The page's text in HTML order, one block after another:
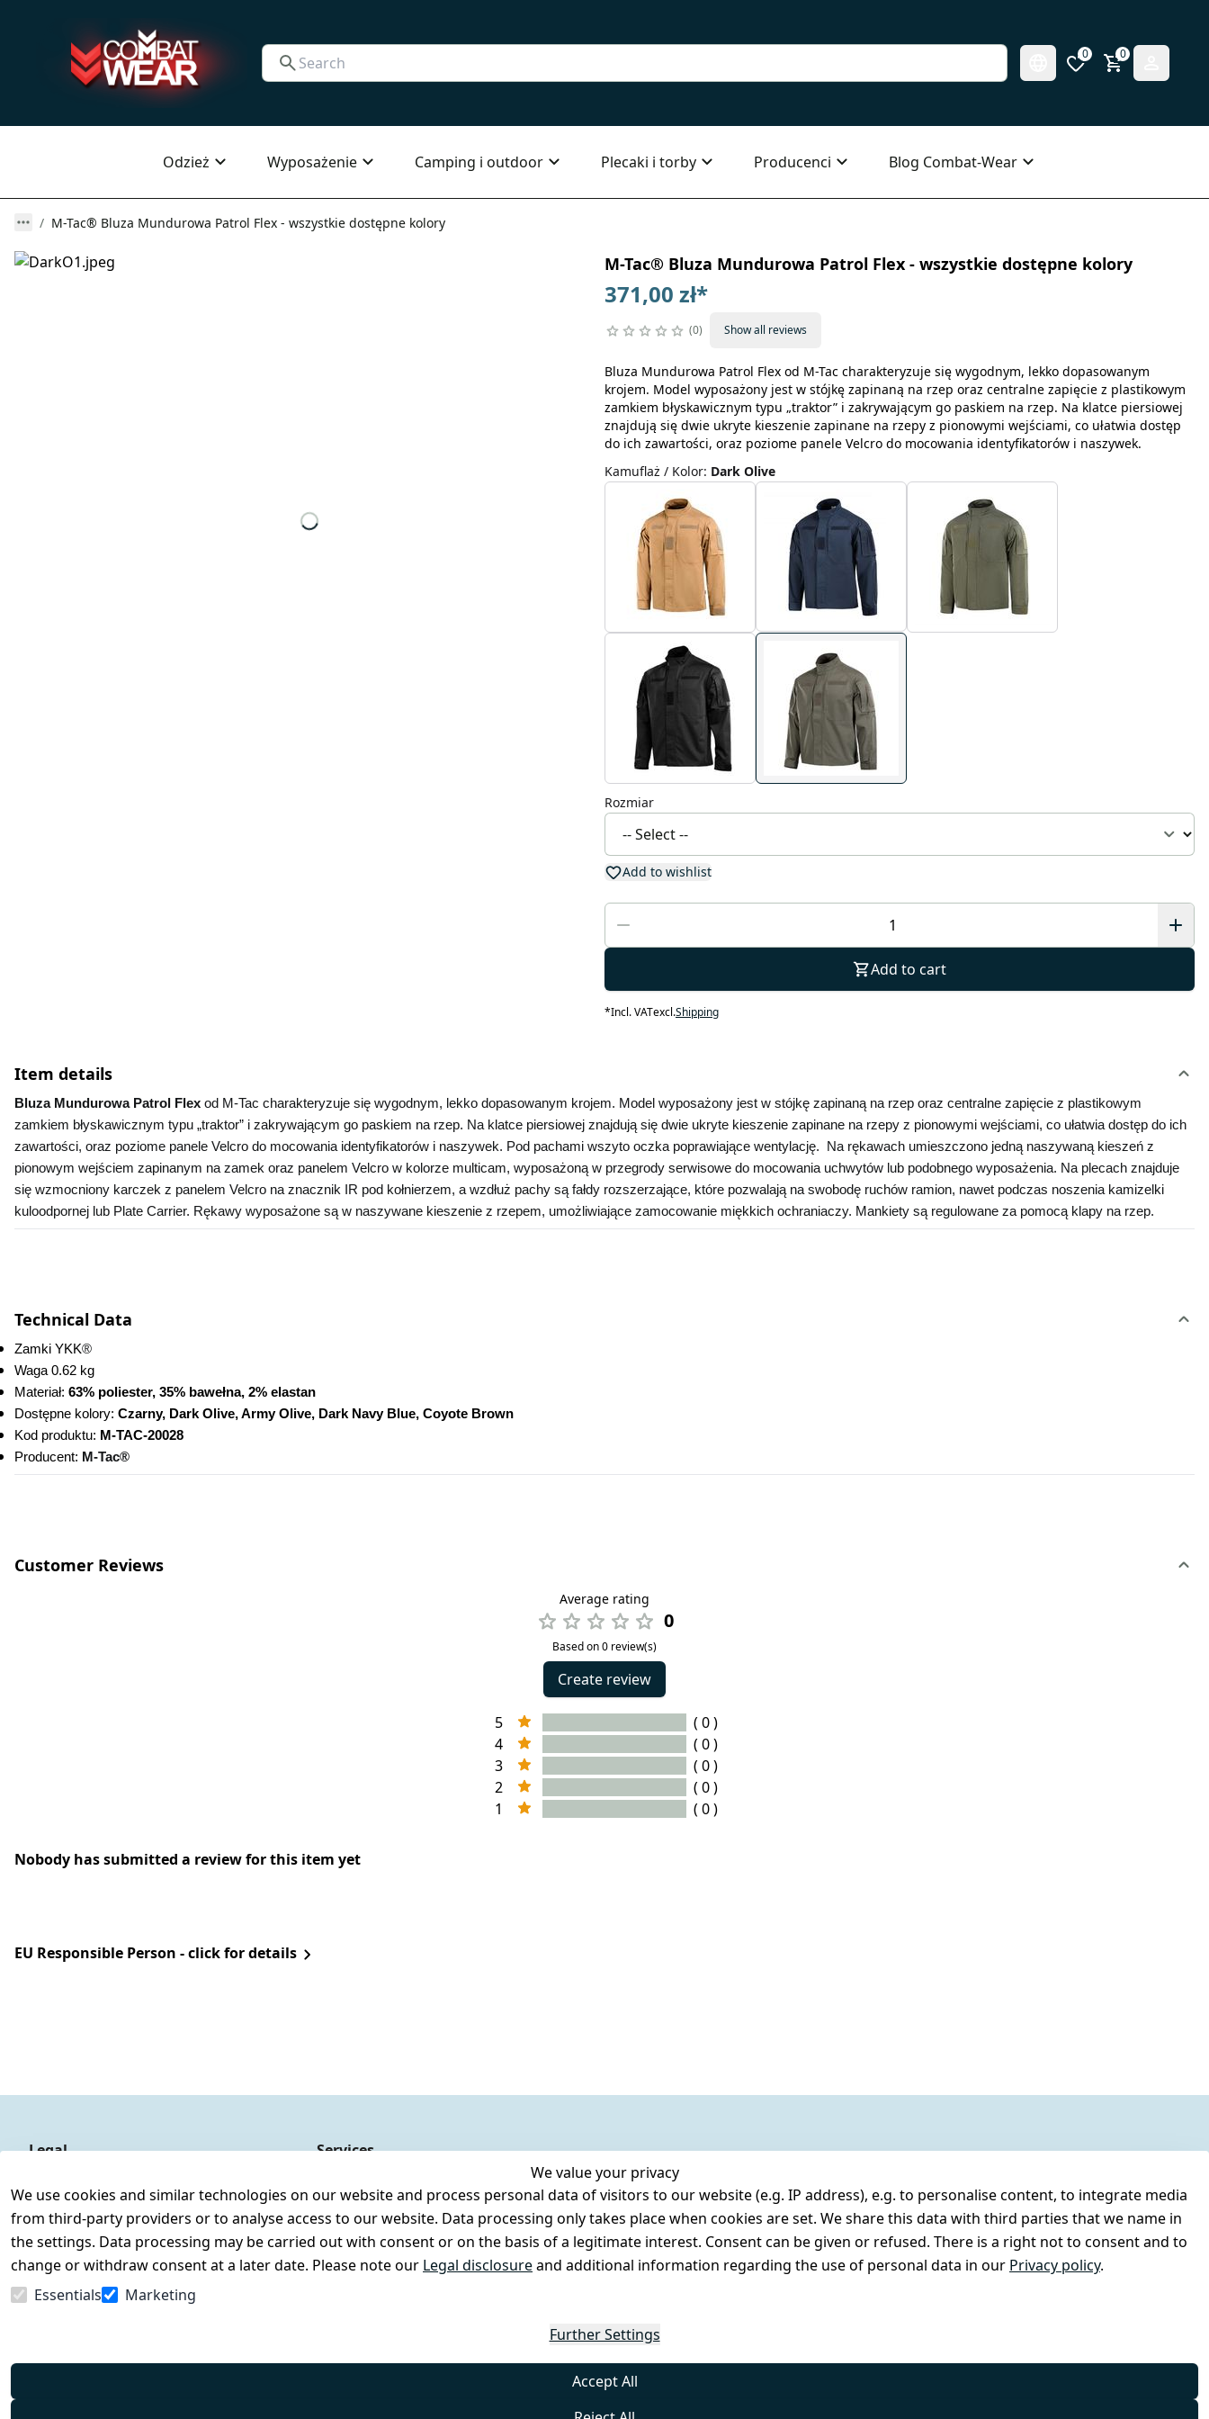
0 0
Odzież Wyposażenie Camping i outdoor Plecaki i torby Producenci Blog Combat-Wear
M-Tac® Bluza Mundurowa Patrol Flex - wszystkie dostępne kolory
M-Tac® Bluza Mundurowa Patrol Flex - wszystkie dostępne kolory
371,00 zł*
0 Show all reviews
Bluza Mundurowa Patrol Flex od M-Tac charakteryzuje się wygodnym, lekko dopasowanym
krojem. Model wyposażony jest w stójkę zapinaną na rzep oraz centralne zapięcie z plastikowym
zamkiem błyskawicznym typu „traktor” i zakrywającym go paskiem na rzep. Na klatce piersiowej
znajdują się dwie ukryte kieszenie zapinane na rzepy z pionowymi wejściami, co ułatwia dostęp
do ich zawartości, oraz poziome panele Velcro do mocowania identyfikatorów i naszywek.
Kamuflaż / Kolor: Dark Olive
Rozmiar
Add to wishlist
Add to cart
*Incl. VATexcl.Shipping
Item details
Bluza Mundurowa Patrol Flex od M-Tac charakteryzuje się wygodnym, lekko dopasowanym krojem. Model wyposażony jest w stójkę zapinaną na rzep oraz centralne zapięcie z plastikowym
zamkiem błyskawicznym typu „traktor” i zakrywającym go paskiem na rzep. Na klatce piersiowej znajdują się dwie ukryte kieszenie zapinane na rzepy z pionowymi wejściami, co ułatwia dostęp do ich
zawartości, oraz poziome panele Velcro do mocowania identyfikatorów i naszywek. Pod pachami wszyto oczka poprawiające wentylację.  Na rękawach umieszczono jedną naszywaną kieszeń z
pionowym wejściem zapinanym na zamek oraz panelem Velcro w kolorze multicam, wyposażoną w przegrody serwisowe do mocowania uchwytów lub podobnego wyposażenia. Na plecach znajduje
się wzmocniony karczek z panelem Velcro na znacznik IR pod kołnierzem, a wzdłuż pachy są fałdy rozszerzające, które pozwalają na swobodę ruchów ramion, nawet podczas noszenia kamizelki
kuloodpornej lub Plate Carrier. Rękawy wyposażone są w naszywane kieszenie z rzepem, umożliwiające zamocowanie miękkich ochraniaczy. Mankiety są regulowane za pomocą klapy na rzep.
Technical Data
Zamki YKK®
Waga 0.62 kg
Materiał: 63% poliester, 35% bawełna, 2% elastan
Dostępne kolory: Czarny, Dark Olive, Army Olive, Dark Navy Blue, Coyote Brown
Kod produktu: M-TAC-20028
Producent: M-Tac®
Customer Reviews
Average rating
0
Based on 0 review(s)
Create review
5
( 0 )
4
( 0 )
3
( 0 )
2
( 0 )
1
( 0 )
Nobody has submitted a review for this item yet
EU Responsible Person - click for details
We value your privacy
We use cookies and similar technologies on our website and process personal data of visitors to our website (e.g. IP address), e.g. to personalise content, to integrate media
from third-party providers or to analyse access to our website. Data processing only takes place when cookies are set. We share this data with third parties that we name in
the settings. Data processing may be carried out with consent or on the basis of a legitimate interest. Consent can be given or refused. There is a right not to consent and to
change or withdraw consent at a later date. Please note our Legal disclosureand additional information regarding the use of personal data in our Privacy policy.
Essentials
Marketing
Further Settings
Accept All
Legal
Legal disclosure
Privacy Policy
Declaration of accessibility
Cancellation rights
Services
Register